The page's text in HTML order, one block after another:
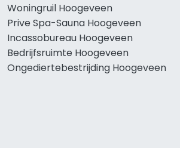
Woningruil Hoogeveen
Prive Spa-Sauna Hoogeveen
Incassobureau Hoogeveen
Bedrijfsruimte Hoogeveen
Ongediertebestrijding Hoogeveen